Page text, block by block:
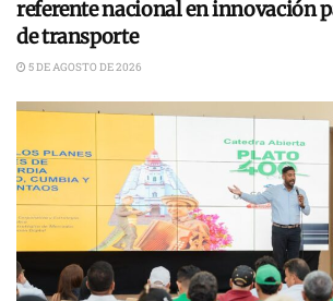
referente nacional en innovación
de transporte
5 DE AGOSTO DE 2026